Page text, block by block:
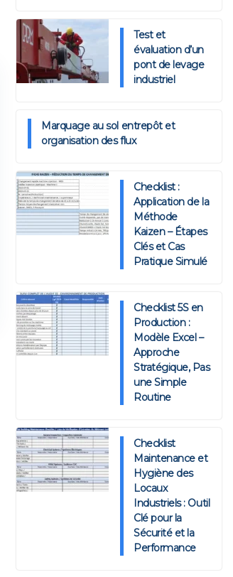
Test et
évaluation d’un
pont de levage
industriel
Marquage au sol entrepôt et
organisation des flux
Checklist :
Application de la
Méthode
Kaizen – Étapes
Clés et Cas
Pratique Simulé
Checklist 5S en
Production :
Modèle Excel –
Approche
Stratégique, Pas
une Simple
Routine
Checklist
Maintenance et
Hygiène des
Locaux
Industriels : Outil
Clé pour la
Sécurité et la
Performance